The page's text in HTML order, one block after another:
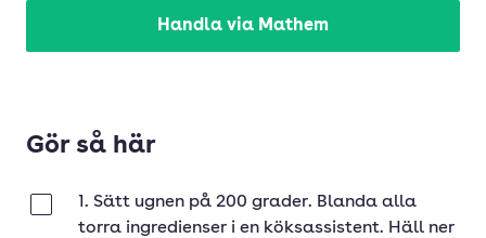
Handla via Mathem
Gör så här
1. Sätt ugnen på 200 grader. Blanda alla
torra ingredienser i en köksassistent. Häll ner